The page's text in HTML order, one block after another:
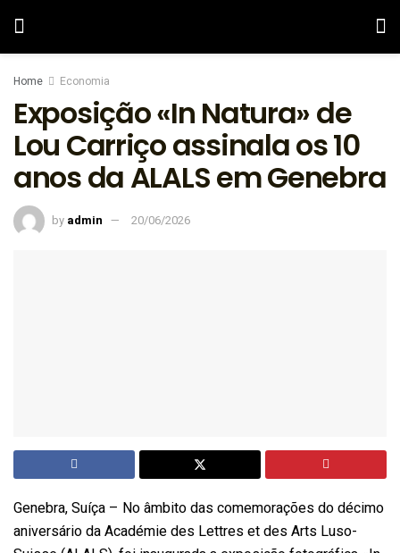
Home Economia
Exposição «In Natura» de
Lou Carriço assinala os 10
anos da ALALS em Genebra
by admin 20/06/2026
Genebra, Suíça – No âmbito das comemorações do décimo
aniversário da Académie des Lettres et des Arts Luso-